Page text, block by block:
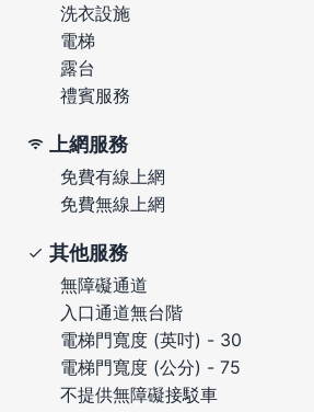
洗衣設施
電梯
露台
禮賓服務
上網服務
免費有線上網
免費無線上網
其他服務
無障礙通道
入口通道無台階
電梯門寬度 (英吋) - 30
電梯門寬度 (公分) - 75
不提供無障礙接駁車